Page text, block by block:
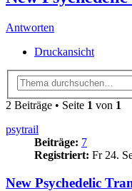
Antworten
Druckansicht
2 Beiträge • Seite 1 von 1
psytrail
Beiträge: 7
Registriert: Fr 24.
New Psychedelic